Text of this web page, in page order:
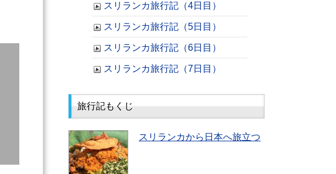
スリランカ旅行記（4日目）
スリランカ旅行記（5日目）
スリランカ旅行記（6日目）
スリランカ旅行記（7日目）
旅行記もくじ
スリランカから日本へ旅立つ